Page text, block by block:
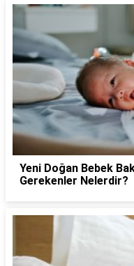
Yeni Doğan Bebek
Gerekenler Nelerdir?